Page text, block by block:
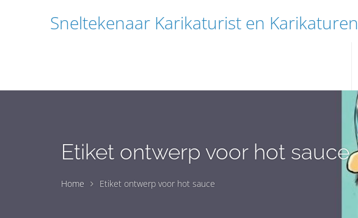
Sneltekenaar Karikaturist en Karikaturen
Etiket ontwerp voor hot sauce
Home Etiket ontwerp voor hot sauce